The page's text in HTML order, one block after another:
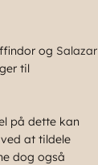
og Salazar
til
på dette kan
at tildele
dog også